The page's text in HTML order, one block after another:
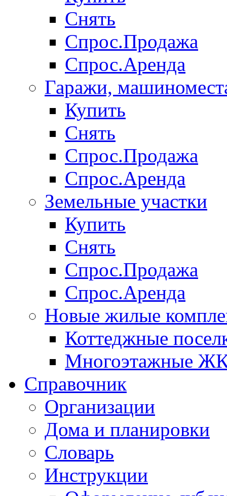
Снять
Спрос.Продажа
Спрос.Аренда
Гаражи,
Купить
Снять
Спрос.Продажа
Спрос.Аренда
Земельные участки
Купить
Снять
Спрос.Продажа
Спрос.Аренда
Новые жилые
Коттеджные
Многоэтажные
Справочник
Организации
Дома и планировки
Словарь
Инструкции